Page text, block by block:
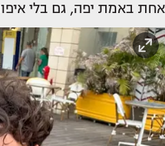
אחת באמת יפה, גם בלי